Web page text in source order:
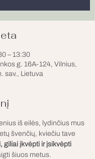
– 13:30
g. 16A-124, Vilnius,
sav., Lietuva
iš eilės, lydinčius mus
švenčių, kviečiu tave
giliai įkvėpti ir įsikvėpti
šiuos metus.